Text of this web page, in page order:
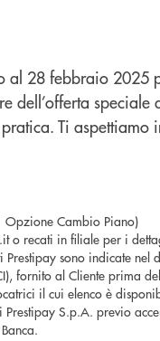
al 28 febbraio 2025
dell’offerta speciale
Ti aspettiamo
Opzione Cambio Piano)
o recati in filiale per i
sono indicate nel
fornito al Cliente prima
il cui elenco è
S.p.A. previo